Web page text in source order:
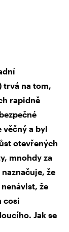
trvá na tom,
rapidně
věčný a byl
otevřených
mnohdy za
že
že
cosi
Jak se